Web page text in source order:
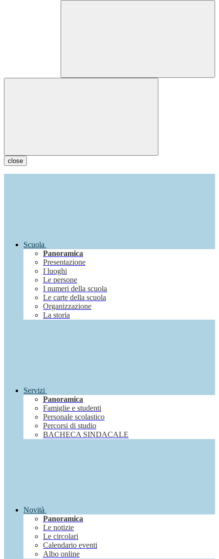
close
Scuola
Panoramica
Presentazione
I luoghi
Le persone
I numeri della scuola
Le carte della scuola
Organizzazione
La storia
Servizi
Panoramica
Famiglie e studenti
Personale scolastico
Percorsi di studio
BACHECA SINDACALE
Novità
Panoramica
Le notizie
Le circolari
Calendario eventi
Albo online